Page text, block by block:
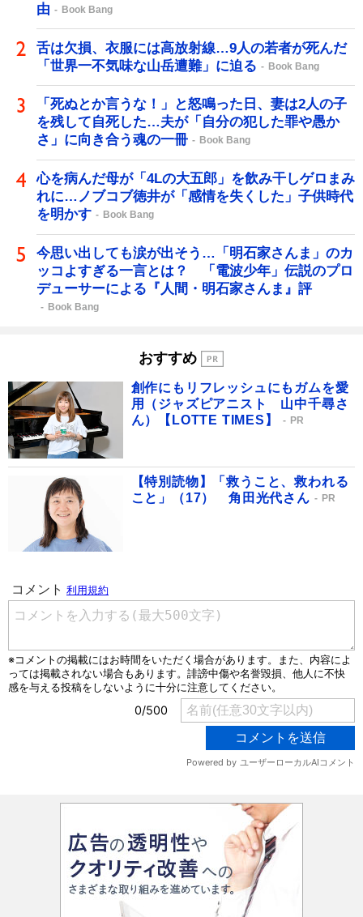
由
Book Bang
舌は欠損、衣服には高放射線…9人の若者が死んだ
「世界一不気味な山岳遭難」に迫る
Book Bang
「死ぬとか言うな！」と怒鳴った日、妻は2人の子
を残して自死した…夫が「自分の犯した罪や愚か
さ」に向き合う魂の一冊
Book Bang
心を病んだ母が「4Lの大五郎」を飲み干しゲロまみ
れに…ノブコブ徳井が「感情を失くした」子供時代
を明かす
Book Bang
今思い出しても涙が出そう…「明石家さんま」のカ
ッコよすぎる一言とは？ 「電波少年」伝説のプロ
デューサーによる『人間・明石家さんま』評
Book Bang
おすすめ
創作にもリフレッシュにもガムを愛
用（ジャズピアニスト 山中千尋さ
ん）【LOTTE TIMES】
PR
【特別読物】「救うこと、救われる
こと」（17） 角田光代さん
PR